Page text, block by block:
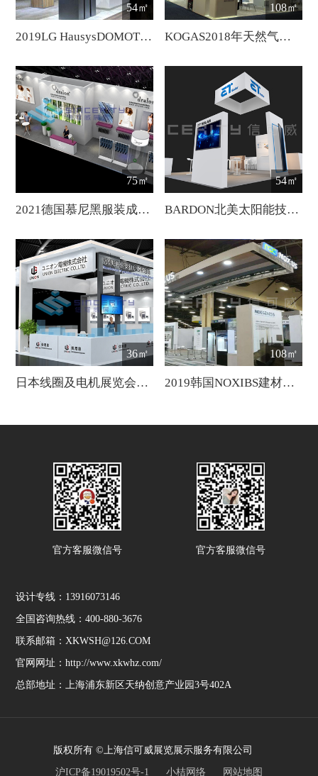
54㎡
2019LG HausysDOMOTE展会设计
108㎡
KOGAS2018年天然气展会设计
75㎡
2021德国慕尼黑服装成衣展览会
54㎡
BARDON北美太阳能技术展会设计
36㎡
日本线圈及电机展览会设计
108㎡
2019韩国NOXIBS建材展会设计
官方客服微信号 官方客服微信号
设计专线：13916073146
全国咨询热线：400-880-3676
联系邮箱：XKWSH@126.COM
官网网址：http://www.xkwhz.com/
总部地址：上海浦东新区天纳创意产业园3号402A
版权所有 ©上海信可威展览展示服务有限公司
沪ICP备19019502号-1
小桔网络 网站地图